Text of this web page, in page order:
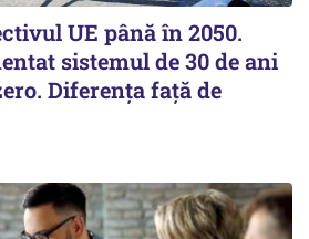
UE până în 2050.
sistemul de 30 de ani
Diferenţa faţă de